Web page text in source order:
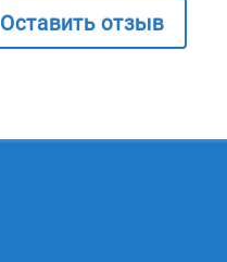
Оставить отзыв